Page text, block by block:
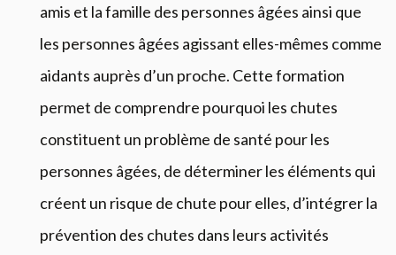
amis et la famille des personnes âgées ainsi que
les personnes âgées agissant elles-mêmes comme
aidants auprès d’un proche. Cette formation
permet de comprendre pourquoi les chutes
constituent un problème de santé pour les
personnes âgées, de déterminer les éléments qui
créent un risque de chute pour elles, d’intégrer la
prévention des chutes dans leurs activités